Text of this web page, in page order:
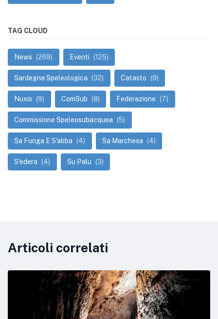
TAG CLOUD
News (269) Eventi (125)
Sardegna Speleologica (32) Catasto (9)
Nuxis (9) ComSub (8) Federazione (7)
Commissione Speleosubacquea (5)
Sa Funga E S'abba (4) Sa Marchesa (4)
S'edera (4) Su Palu (3)
Articoli correlati